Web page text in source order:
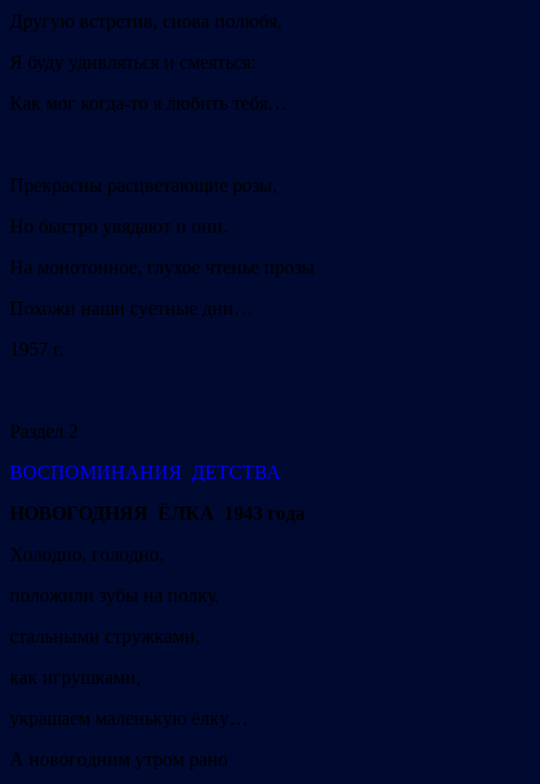
Другую встретив, снова полюбя,
Я буду удивляться и смеяться:
Как мог когда-то я любить тебя…
Прекрасны расцветающие розы,
Но быстро увядают и они.
На монотонное, глухое чтенье прозы
Похожи наши суетные дни…
1957 г.
Раздел 2
ВОСПОМИНАНИЯ ДЕТСТВА
НОВОГОДНЯЯ ЁЛКА 1943 года
Холодно, голодно,
положили зубы на полку,
стальными стружками,
как игрушками,
украшаем маленькую ёлку…
А новогодним утром рано